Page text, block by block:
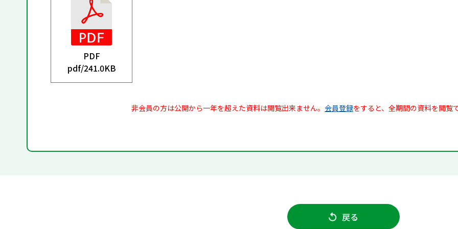
PDF
pdf/241.0KB
非会員の方は公開から一年を超えた資料は閲覧出来ません。 会員登録をすると、全期間の資料を閲覧
戻る